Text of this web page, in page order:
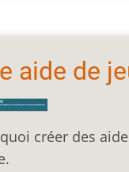
aide de
créer des